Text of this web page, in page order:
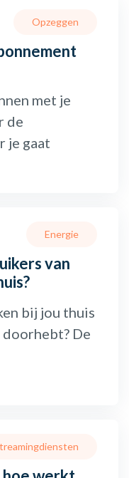
Opzeggen
met je
de
je gaat
van
Energie
bij jou thuis
De